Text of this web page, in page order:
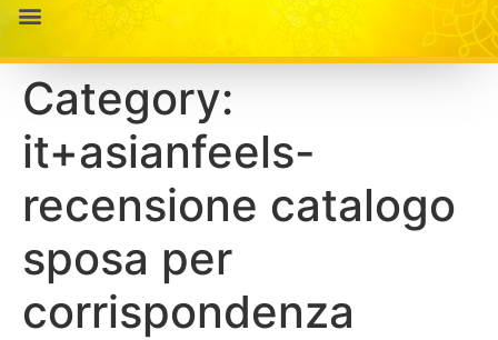
Category:
it+asianfeels-
recensione catalogo
sposa per
corrispondenza